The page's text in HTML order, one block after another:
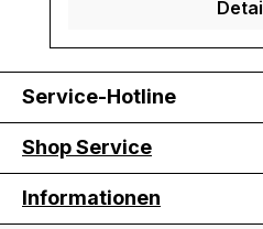
Service-Hotline
Shop Service
Informationen